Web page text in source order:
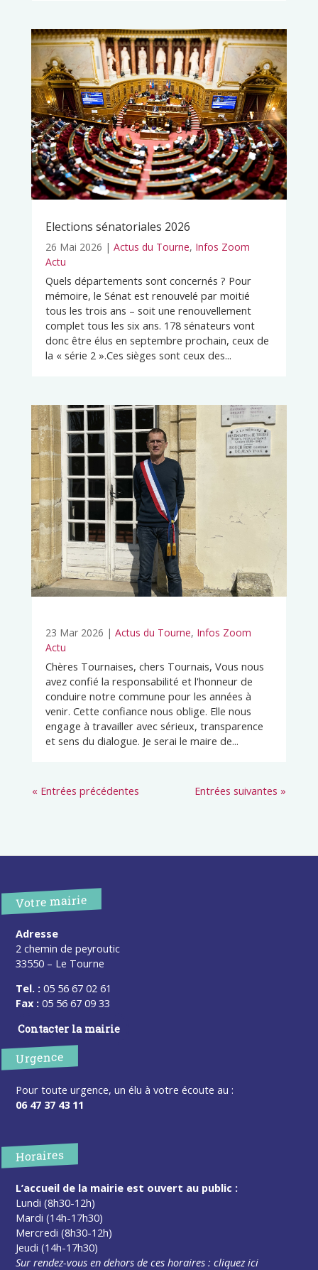
Elections sénatoriales 2026
26 Mai 2026 | Actus du Tourne, Infos Zoom
Actu
Quels départements sont concernés ? Pour
mémoire, le Sénat est renouvelé par moitié
tous les trois ans – soit une renouvellement
complet tous les six ans. 178 sénateurs vont
donc être élus en septembre prochain, ceux de
la « série 2 ».Ces sièges sont ceux des...
23 Mar 2026 | Actus du Tourne, Infos Zoom
Actu
Chères Tournaises, chers Tournais, Vous nous
avez confié la responsabilité et l'honneur de
conduire notre commune pour les années à
venir. Cette confiance nous oblige. Elle nous
engage à travailler avec sérieux, transparence
et sens du dialogue. Je serai le maire de...
« Entrées précédentes Entrées suivantes »
Votre mairie
Adresse
2 chemin de peyroutic
33550 – Le Tourne
Tel. : 05 56 67 02 61
Fax : 05 56 67 09 33
Contacter la mairie
Urgence
Pour toute urgence, un élu à votre écoute au :
06 47 37 43 11
Horaires
L’accueil de la mairie est ouvert au public :
Lundi (8h30-12h)
Mardi (14h-17h30)
Mercredi (8h30-12h)
Jeudi (14h-17h30)
Sur rendez-vous en dehors de ces horaires :cliquez ici